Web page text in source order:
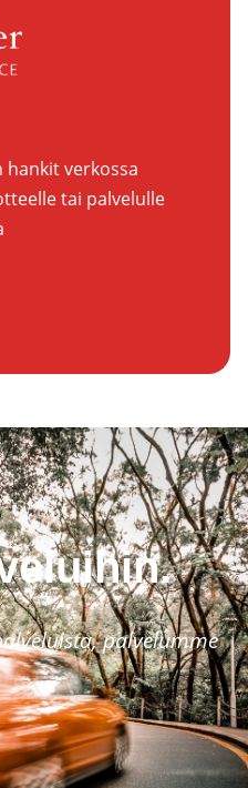
hankit verkossa
tai palvelulle
palvelumme